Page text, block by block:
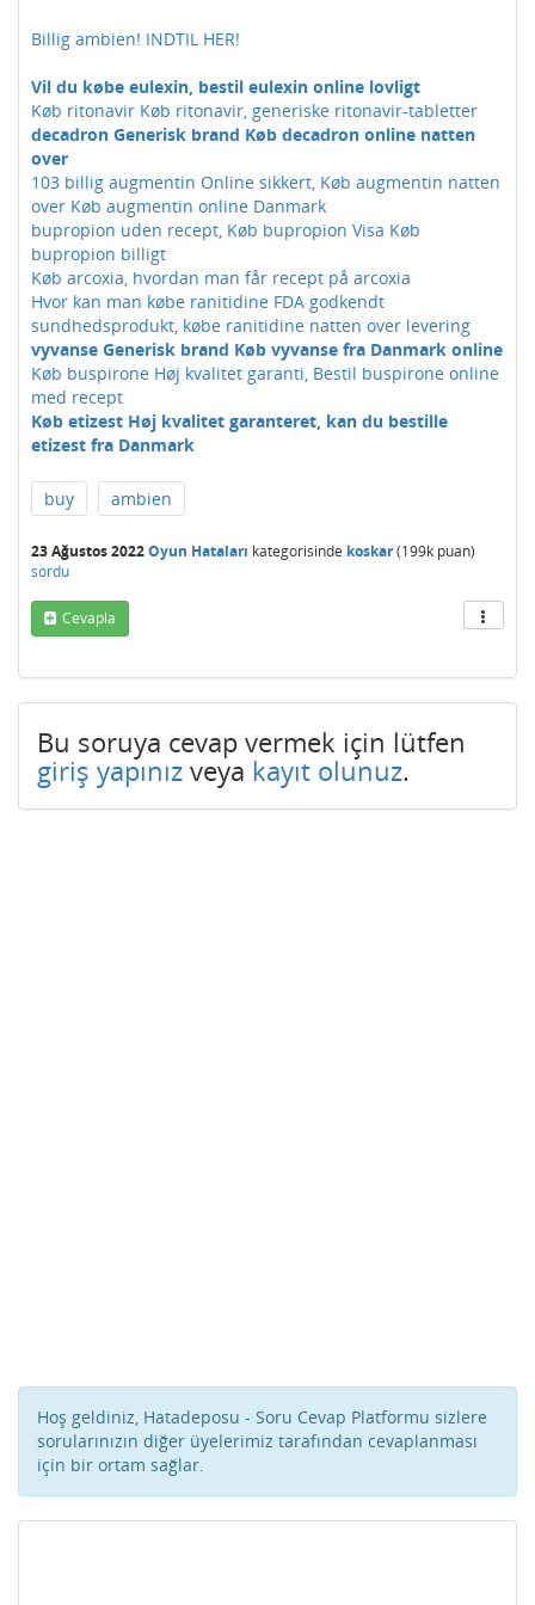
Billig ambien! INDTIL HER!
Vil du købe eulexin, bestil eulexin online lovligt
Køb ritonavir Køb ritonavir, generiske ritonavir-tabletter
decadron Generisk brand Køb decadron online natten
over
103 billig augmentin Online sikkert, Køb augmentin natten
over Køb augmentin online Danmark
bupropion uden recept, Køb bupropion Visa Køb
bupropion billigt
Køb arcoxia, hvordan man får recept på arcoxia
Hvor kan man købe ranitidine FDA godkendt
sundhedsprodukt, købe ranitidine natten over levering
vyvanse Generisk brand Køb vyvanse fra Danmark online
Køb buspirone Høj kvalitet garanti, Bestil buspirone online
med recept
Køb etizest Høj kvalitet garanteret, kan du bestille
etizest fra Danmark
buy ambien
23 Ağustos 2022Oyun Hataları kategorisinde koskar(199k puan)
sordu
Cevapla
Bu soruya cevap vermek için lütfen
giriş yapınız veya kayıt olunuz.
Hoş geldiniz, Hatadeposu - Soru Cevap Platformu sizlere
sorularınızın diğer üyelerimiz tarafından cevaplanması
için bir ortam sağlar.